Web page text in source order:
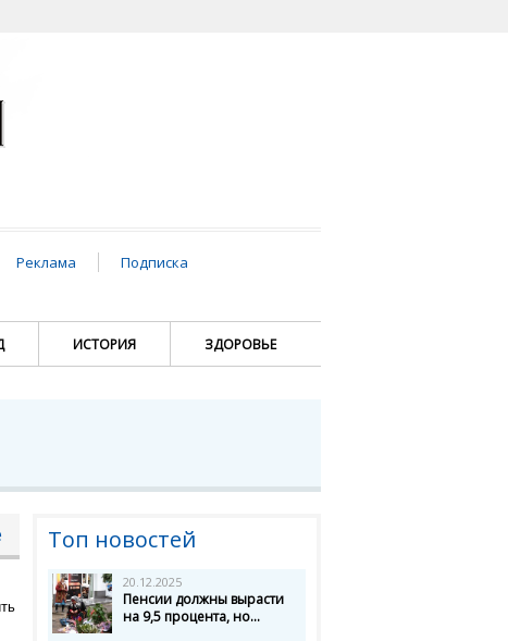
Реклама
Подписка
ИСТОРИЯ ЗДОРОВЬЕ
Топ новостей
20.12.2025
Пенсии должны вырасти
на 9,5 процента, но...